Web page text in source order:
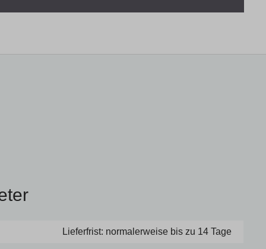
Lieferfrist: normalerweise bis zu 14 Tage